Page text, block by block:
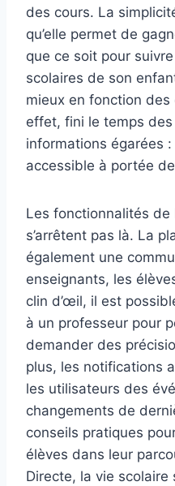
des cours. La
qu’elle permet de
que ce soit pour
scolaires de son
mieux en fonction des
effet, fini le temps
informations égarées
accessible à portée
Les fonctionnalités de
s’arrêtent pas là. La
également une
enseignants, les
clin d’œil, il est
à un professeur pour
demander des
plus, les notifications
les utilisateurs des
changements de
conseils pratiques
élèves dans leur
Directe, la vie scolaire